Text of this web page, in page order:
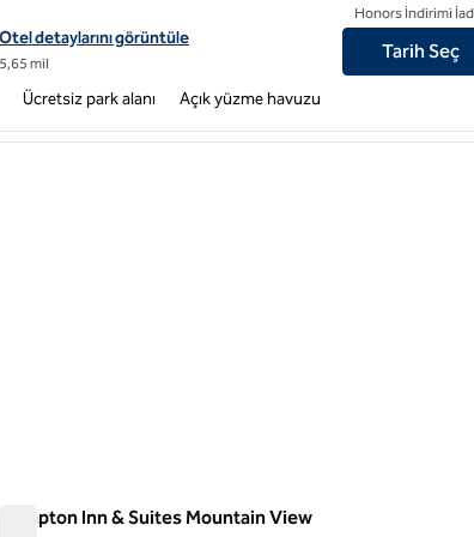
DoubleTree by Hilton Hotel Campbell - Pruneyard Plaza için otel
Otel detaylarını görüntüle
5,65 mil
Honors İndirimi
Tarih Seç
Ücretsiz park alanı Açık yüzme havuzu
11
Hampton Inn & Suites Mountain View